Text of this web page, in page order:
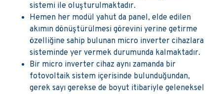
sistemi ile oluşturulmaktadır.
Hemen her modül yahut da panel, elde edilen
akımın dönüştürülmesi görevini yerine getirme
özelliğine sahip bulunan micro inverter cihazlara
sisteminde yer vermek durumunda kalmaktadır.
Bir micro inverter cihaz aynı zamanda bir
fotovoltaik sistem içerisinde bulunduğundan,
gerek sayı gerekse de boyut itibariyle geleneksel